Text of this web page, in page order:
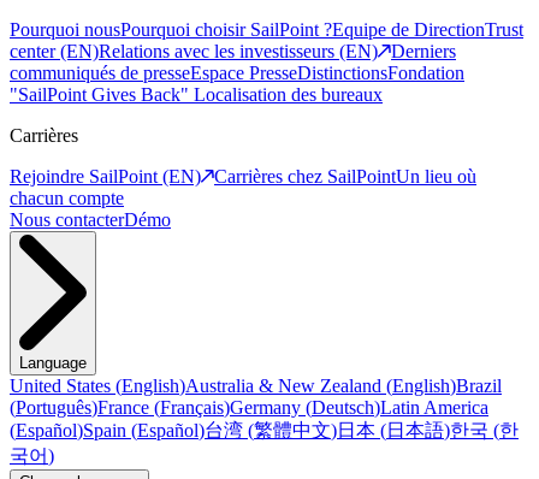
Pourquoi nousPourquoi choisir SailPoint ?Equipe de DirectionTrust
center (EN)Relations avec les investisseurs (EN)
Derniers
communiqués de presseEspace PresseDistinctionsFondation
"SailPoint Gives Back" Localisation des bureaux
Carrières
Rejoindre SailPoint (EN)
Carrières chez SailPointUn lieu où
chacun compte
Nous contacterDémo
Language
United States (English)Australia & New Zealand (English)Brazil
(Português)France (Français)Germany (Deutsch)Latin America
(Español)Spain (Español)台湾 (繁體中文)日本 (日本語)한국 (한
국어)